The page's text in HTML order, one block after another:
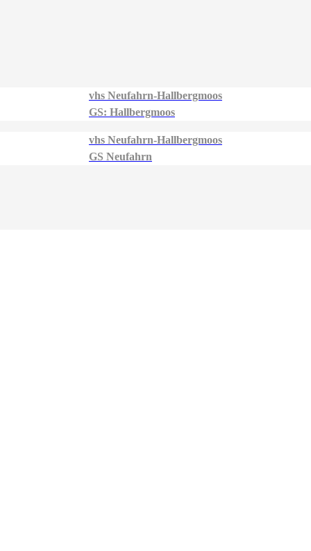
vhs Neufahrn-Hallbergmoos
GS: Hallbergmoos
vhs Neufahrn-Hallbergmoos
GS Neufahrn